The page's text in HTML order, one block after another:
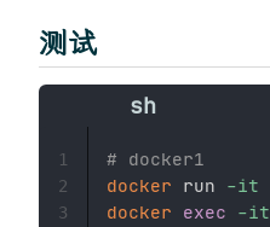
测试
# docker1
docker run -it
docker
exec -it
1
2
3